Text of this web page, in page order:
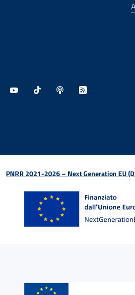
PNRR 2021-2026 – Next Generation EU